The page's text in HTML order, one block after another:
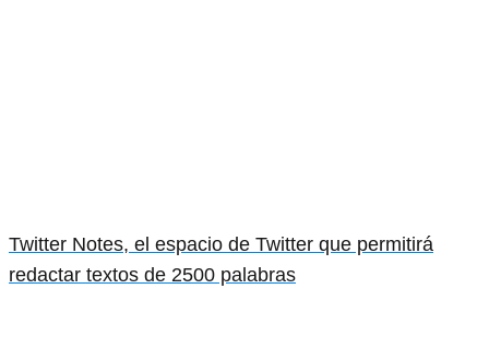
Twitter Notes, el espacio de Twitter que permitirá
redactar textos de 2500 palabras